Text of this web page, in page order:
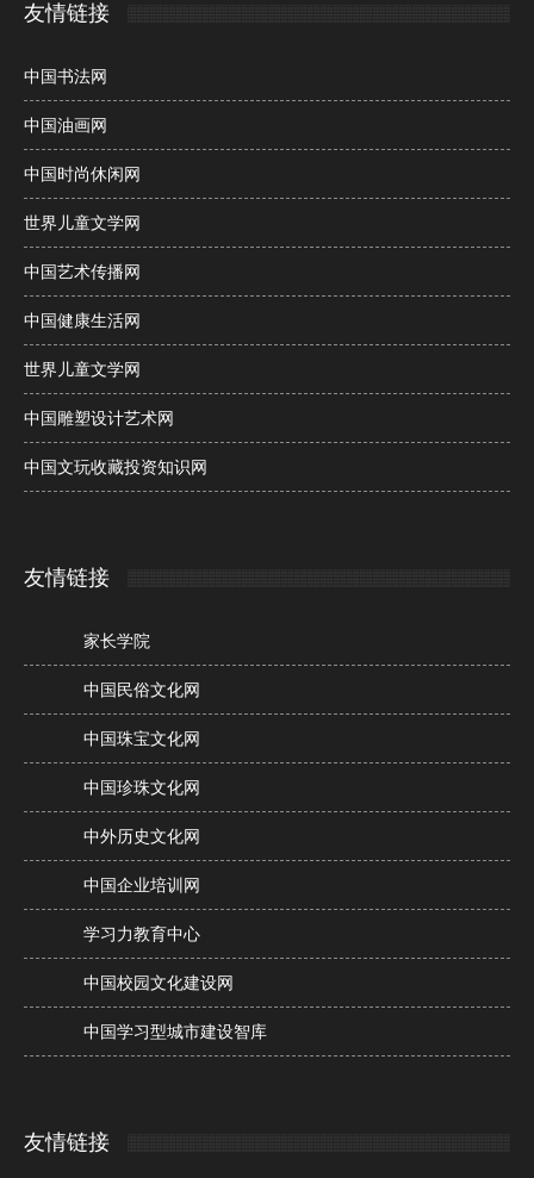
友情链接
中国书法网
中国油画网
中国时尚休闲网
世界儿童文学网
中国艺术传播网
中国健康生活网
世界儿童文学网
中国雕塑设计艺术网
中国文玩收藏投资知识网
友情链接
家长学院
中国民俗文化网
中国珠宝文化网
中国珍珠文化网
中外历史文化网
中国企业培训网
学习力教育中心
中国校园文化建设网
中国学习型城市建设智库
友情链接